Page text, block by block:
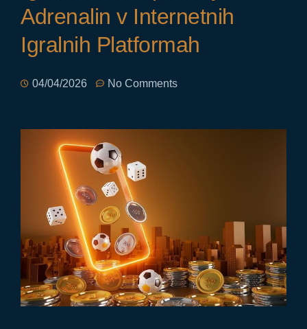
Adrenalin v Internetnih
Igralnih Platformah
04/04/2026 No Comments